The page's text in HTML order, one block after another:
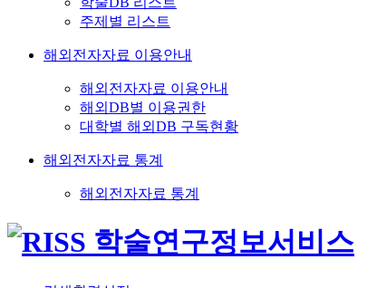
주제별 리스트
해외전자자료 이용안내
해외전자자료 이용안내
해외DB별 이용권한
대학별 해외DB 구독현황
해외전자자료 통계
해외전자자료 통계